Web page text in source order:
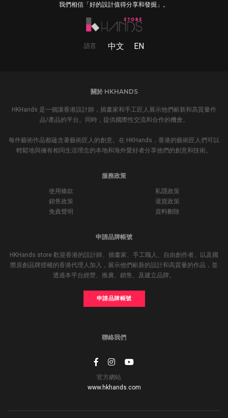
我們相信「好的設計值得分享和發掘」。
語言 中文 EN
關於 HKHANDS
HKHands 是一個讓香港設計師，插畫家和手工匠人展示他們嶄新和高質量作
品/產品的平台。同時，提供國際性交流和合作的機會。
每件藝術作品都蘊含著藝術匠人的創意。在 HKHands，香港的藝術匠人們可以
輕鬆地與擁有相同生活理念的本地和海外愛好者分享他們的創意和技術。
服務政策
使用條款
私隱政策
銷售政策
退貨政策
免責聲明
資料刪除
申請品牌帳號
HKHands store 歡迎香港的設計師、插畫家、手工職人、自由創作者、以及國
際原創品牌授權的香港代理人加入，展示他們嶄新的設計和高質量的作品，並
透過本平台經營、推廣、銷售、及建立品牌。
申請品牌帳號
聯絡我們
官方網站
www.hkhands.com